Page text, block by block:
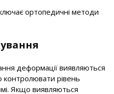
ортопедичні методи
деформації виявляються
рівень
Якщо виявляються